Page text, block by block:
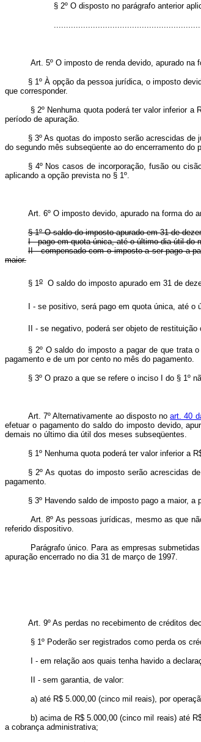
§ 2º O disposto no parágrafo anterior
Art. 5º O imposto de renda devido, apurado na
§ 1º À opção da pessoa jurídica, o imposto
que corresponder.
§ 2º Nenhuma quota poderá ter valor inferior
período de apuração.
§ 3º As quotas do imposto serão acrescidas
do segundo mês subseqüente ao do encerramento do
§ 4º Nos casos de incorporação, fusão ou
aplicando a opção prevista no § 1º.
Art. 6º O imposto devido, apurado na forma do
§ 1º O saldo do imposto apurado em 31 de
I - pago em quota única, até o último dia útil do
II - compensado com o imposto a ser pago a
maior.
§ 1oO saldo do imposto apurado em 31
I - se positivo, será pago em quota única, até
II - se negativo, poderá ser objeto de
§ 2º O saldo do imposto a pagar de que trata
pagamento e de um por cento no mês do pagamento.
§ 3º O prazo a que se refere o inciso I do § 1º
Art. 7º Alternativamente ao disposto noart. 40
efetuar o pagamento do saldo do imposto devido,
demais no último dia útil dos meses subseqüentes.
§ 1º Nenhuma quota poderá ter valor inferior a
§ 2º As quotas do imposto serão acrescidas
pagamento.
§ 3º Havendo saldo de imposto pago a maior,
Art. 8º As pessoas jurídicas, mesmo as que
referido dispositivo.
Parágrafo único. Para as empresas
apuração encerrado no dia 31 de março de 1997.
Art. 9º As perdas no recebimento de créditos
§ 1º Poderão ser registrados como perda os
I - em relação aos quais tenha havido a
II - sem garantia, de valor:
a) até R$ 5.000,00 (cinco mil reais), por
b) acima de R$ 5.000,00 (cinco mil reais) até
a cobrança administrativa;